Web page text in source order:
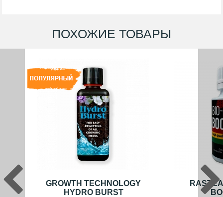
ПОХОЖИЕ ТОВАРЫ
GROWTH TECHNOLOGY
HYDRO BURST